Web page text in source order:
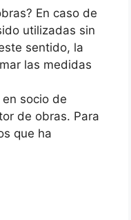
En caso de
utilizadas sin
sentido, la
las medidas
socio de
de obras. Para
que ha